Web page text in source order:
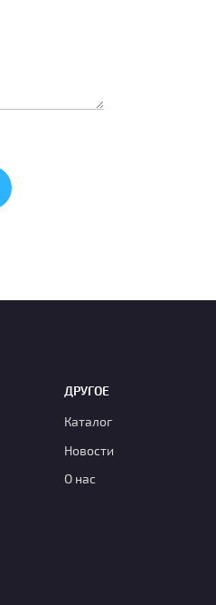
ДРУГОЕ
Каталог
Новости
О нас